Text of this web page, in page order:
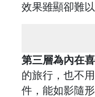
效果雖顯卻難以
第三層為內在
的旅行，也不
件，能如影隨